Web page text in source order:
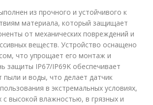
из прочного и устойчивого к
материала, который защищает
от механических повреждений и
веществ. Устройство оснащено
что упрощает его монтаж и
защиты IP67/IP69K обеспечивает
пыли и воды, что делает датчик
в экстремальных условиях,
с высокой влажностью, в грязных и